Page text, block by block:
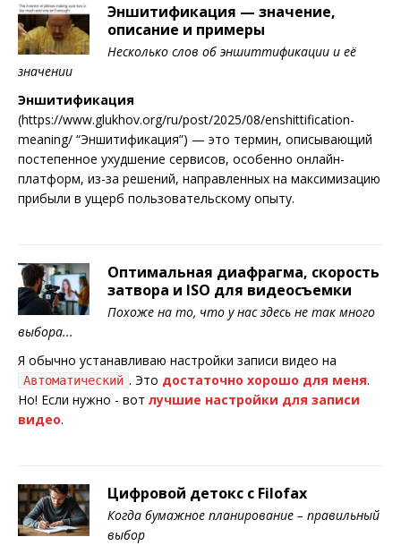
Эншитификация — значение,
описание и примеры
Несколько слов об эншиттификации и её
значении
Эншитификация
(https://www.glukhov.org/ru/post/2025/08/enshittification-
meaning/ “Эншитификация”) — это термин, описывающий
постепенное ухудшение сервисов, особенно онлайн-
платформ, из-за решений, направленных на максимизацию
прибыли в ущерб пользовательскому опыту.
Оптимальная диафрагма, скорость
затвора и ISO для видеосъемки
Похоже на то, что у нас здесь не так много
выбора...
Я обычно устанавливаю настройки записи видео на
Автоматический . Это достаточно хорошо для меня.
Но! Если нужно - вот лучшие настройки для записи
видео.
Цифровой детокс с Filofax
Когда бумажное планирование – правильный
выбор